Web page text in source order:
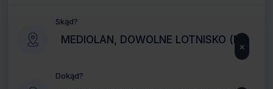
Skąd?
×
Dokąd?